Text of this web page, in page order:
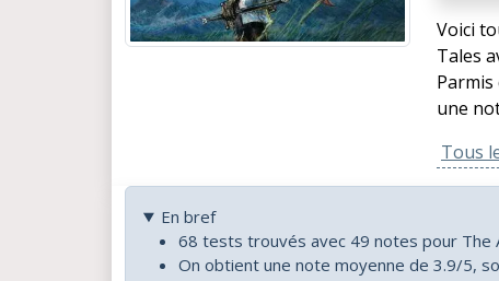
Voici
Tales
une
Tous
En bref
68 tests trouvés avec 49 notes pour The
On obtient une note moyenne de 3.9/5,